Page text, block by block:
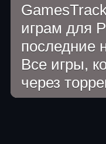
играм для
последние
Все игры,
через